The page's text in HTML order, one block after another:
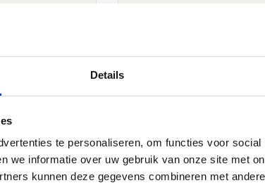
Details
te personaliseren, om functies voor
we informatie over uw gebruik van onze site met
kunnen deze gegevens combineren met